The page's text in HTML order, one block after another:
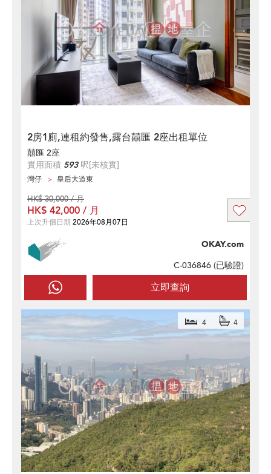
2房1廁,連租約發售,露台囍匯 2座出租單位
囍匯 2座
實用面積 593呎[未核實]
灣仔 皇后大道東
立即查詢
OKAY.com
C-036846 (已驗證)
HK$ 30,000 / 月
HK$ 42,000 / 月
上次升價日期 2026年08月07日
4 4